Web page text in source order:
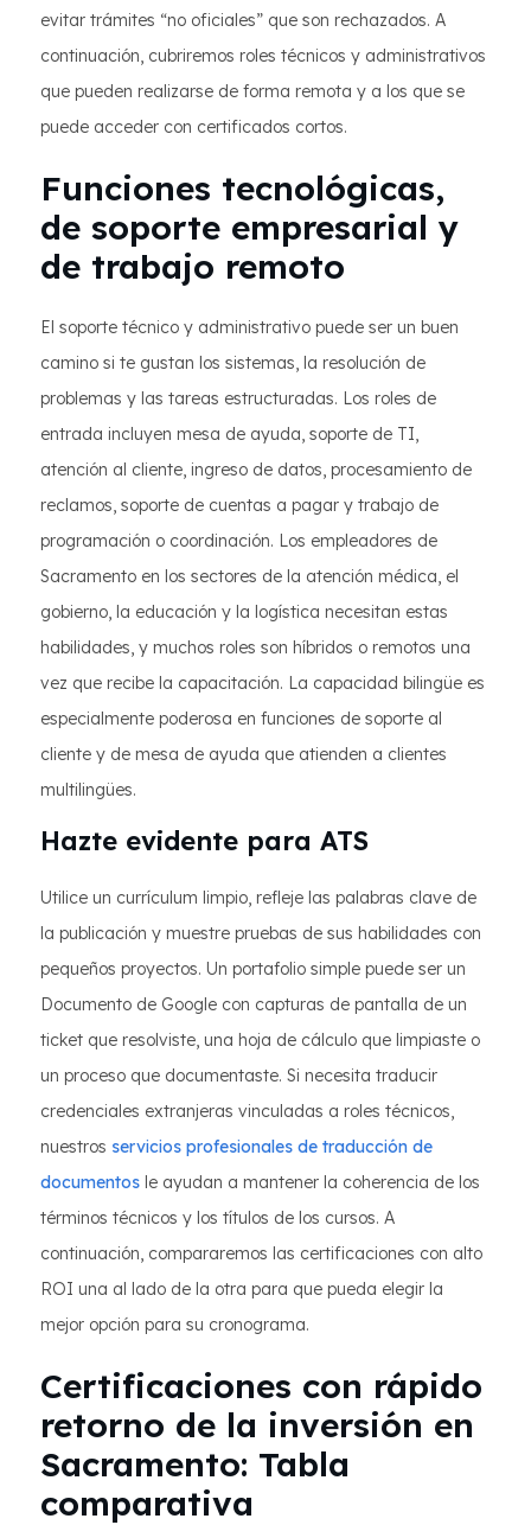
evitar trámites “no oficiales” que son rechazados. A
continuación, cubriremos roles técnicos y administrativos
que pueden realizarse de forma remota y a los que se
puede acceder con certificados cortos.
Funciones tecnológicas,
de soporte empresarial y
de trabajo remoto
El soporte técnico y administrativo puede ser un buen
camino si te gustan los sistemas, la resolución de
problemas y las tareas estructuradas. Los roles de
entrada incluyen mesa de ayuda, soporte de TI,
atención al cliente, ingreso de datos, procesamiento de
reclamos, soporte de cuentas a pagar y trabajo de
programación o coordinación. Los empleadores de
Sacramento en los sectores de la atención médica, el
gobierno, la educación y la logística necesitan estas
habilidades, y muchos roles son híbridos o remotos una
vez que recibe la capacitación. La capacidad bilingüe es
especialmente poderosa en funciones de soporte al
cliente y de mesa de ayuda que atienden a clientes
multilingües.
Hazte evidente para ATS
Utilice un currículum limpio, refleje las palabras clave de
la publicación y muestre pruebas de sus habilidades con
pequeños proyectos. Un portafolio simple puede ser un
Documento de Google con capturas de pantalla de un
ticket que resolviste, una hoja de cálculo que limpiaste o
un proceso que documentaste. Si necesita traducir
credenciales extranjeras vinculadas a roles técnicos,
nuestros servicios profesionales de traducción de
documentos le ayudan a mantener la coherencia de los
términos técnicos y los títulos de los cursos. A
continuación, compararemos las certificaciones con alto
ROI una al lado de la otra para que pueda elegir la
mejor opción para su cronograma.
Certificaciones con rápido
retorno de la inversión en
Sacramento: Tabla
comparativa